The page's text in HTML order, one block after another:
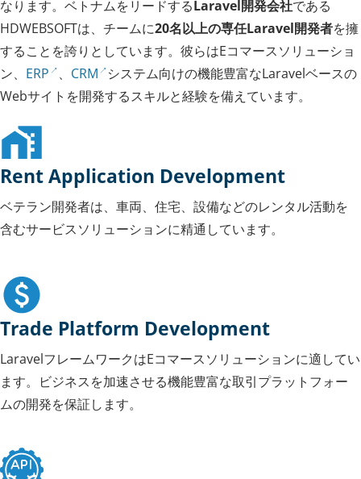
なります。ベトナムをリードするLaravel開発会社である
HDWEBSOFTは、チームに20名以上の専任Laravel開発者を擁
することを誇りとしています。彼らはEコマースソリューショ
ン、 ERP 、 CRM
システム向けの機能豊富なLaravelベースの
Webサイトを開発するスキルと経験を備えています。
Rent Application Development
ベテラン開発者は、車両、住宅、設備などのレンタル活動を
含むサービスソリューションに精通しています。
Trade Platform Development
LaravelフレームワークはEコマースソリューションに適してい
ます。ビジネスを加速させる機能豊富な取引プラットフォー
ムの開発を保証します。